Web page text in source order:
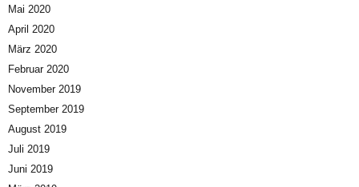
Mai 2020
April 2020
März 2020
Februar 2020
November 2019
September 2019
August 2019
Juli 2019
Juni 2019